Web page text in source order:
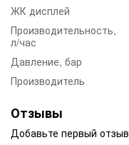
ЖК дисплей
Производительность,
л/час
Давление, бар
Производитель
Отзывы
Добавьте первый отзыв